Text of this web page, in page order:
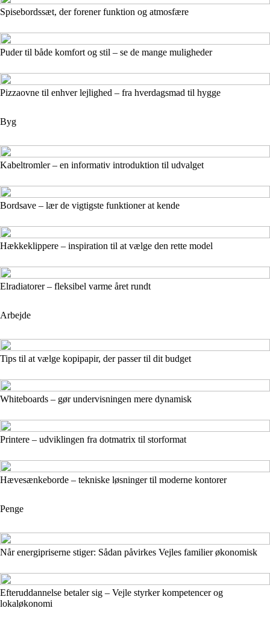
Spisebordssæt, der forener funktion og atmosfære
Puder til både komfort og stil – se de mange muligheder
Pizzaovne til enhver lejlighed – fra hverdagsmad til hygge
Byg
Kabeltromler – en informativ introduktion til udvalget
Bordsave – lær de vigtigste funktioner at kende
Hækkeklippere – inspiration til at vælge den rette model
Elradiatorer – fleksibel varme året rundt
Arbejde
Tips til at vælge kopipapir, der passer til dit budget
Whiteboards – gør undervisningen mere dynamisk
Printere – udviklingen fra dotmatrix til storformat
Hævesænkeborde – tekniske løsninger til moderne kontorer
Penge
Når energipriserne stiger: Sådan påvirkes Vejles familier økonomisk
Efteruddannelse betaler sig – Vejle styrker kompetencer og
lokaløkonomi